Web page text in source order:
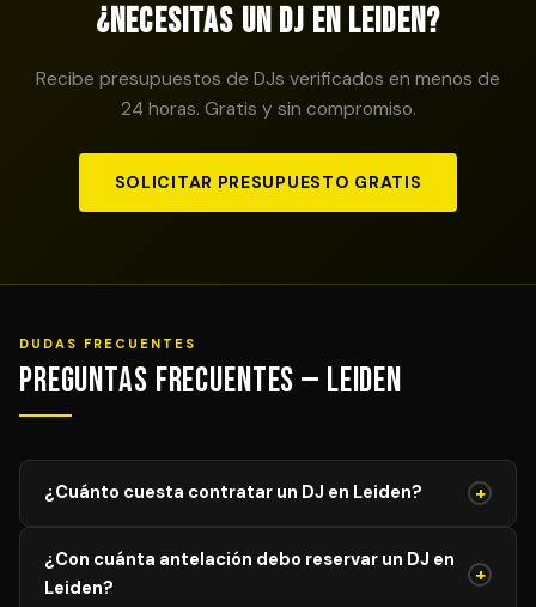
¿Necesitas un DJ en Leiden?
Recibe presupuestos de DJs verificados en menos de
24 horas. Gratis y sin compromiso.
SOLICITAR PRESUPUESTO GRATIS
DUDAS FRECUENTES
Preguntas Frecuentes — Leiden
¿Cuánto cuesta contratar un DJ en Leiden? +
tipo de evento, duración y equipamiento requerido. Los
servicios comienzan desde 350€ € para eventos de 2-3
¿Con cuánta antelación debo reservar un DJ en
Leiden?
+